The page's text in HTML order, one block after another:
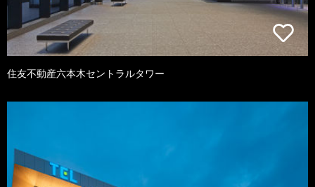
住友不動産六本木セントラルタワー